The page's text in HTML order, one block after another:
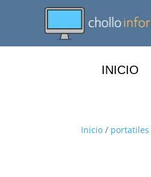
INICIO
Inicio / portatiles